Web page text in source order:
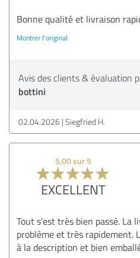
Bonne qualité et livraison
Montrer l'original
Avis des clients & évaluation
bottini
02.04.2026 Siegfried H.
5,00 sur 5
EXCELLENT
Tout s'est très bien passé. La
problème et très rapidement.
à la description et bien